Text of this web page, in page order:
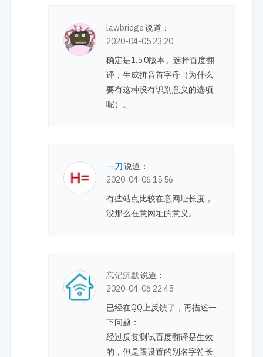
lawbridge说道：
2020-04-05 23:20
确定是1.5.0版本。选择百度翻
译，生成拼音首字母（为什么
要有这种没有识别意义的选项
呢）。
一刀说道：
2020-04-06 15:56
有些站点比较在意网址长度，
没那么在意网址的意义。
忘记沉默说道：
2020-04-06 22:45
已经在QQ上反馈了，再描述一
下问题：
经过反复测试百度翻译是生效
的，但是跟设置的别名字符长